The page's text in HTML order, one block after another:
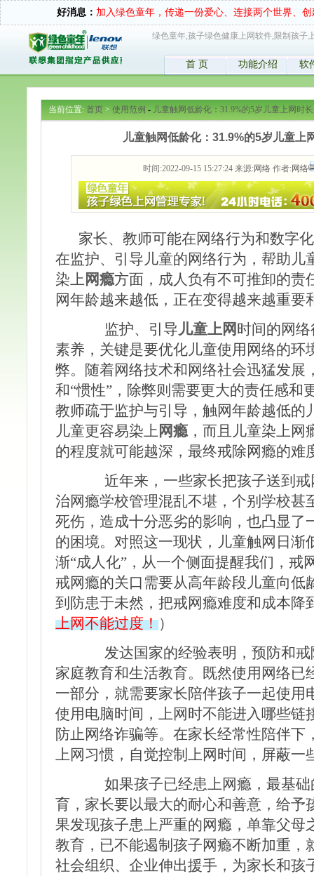
好消息： 加入绿色童年，传递一份爱心、连接两个世界、
绿色童年,孩子绿色健康上网软件,限制孩子
首 页 功能介绍 软
当前位置: 首页> 使用范例 - 儿童触网低龄化：31.9%的5岁儿童上网时
儿童触网低龄化：31.9%的5岁儿童上
时间:2022-09-15 15:27:24 来源:网络作者:网络
家长、教师可能在网络行为和数字
在监护、引导儿童的网络行为，帮助儿
染上 网瘾方面，成人负有不可推卸的责
网年龄越来越低，正在变得越来越重要
监护、引导儿童上网时间的网
素养，关键是要优化儿童使用网络的环
弊。随着网络技术和网络社会迅猛发展
和“惯性”，除弊则需要更大的责任感和
教师疏于监护与引导，触网年龄越低的
儿童更容易染上 网瘾，而且儿童染上网
的程度就可能越深，最终戒除网瘾的难
近年来，一些家长把孩子送到戒
治网瘾学校管理混乱不堪，个别学校甚
死伤，造成十分恶劣的影响，也凸显了
的困境。对照这一现状，儿童触网日渐
渐“成人化”，从一个侧面提醒我们，戒
戒网瘾的关口需要从高年龄段儿童向低
到防患于未然，把戒网瘾难度和成本降
上网不能过度！）
发达国家的经验表明，预防和戒
家庭教育和生活教育。既然使用网络已
一部分，就需要家长陪伴孩子一起使用
使用电脑时间，上网时不能进入哪些链
防止网络诈骗等。在家长经常性陪伴下
上网习惯，自觉控制上网时间，屏蔽一
如果孩子已经患上网瘾，最基础
育，家长要以最大的耐心和善意，给予
果发现孩子患上严重的网瘾，单靠父母
教育，已不能遏制孩子网瘾不断加重，
社会组织、企业伸出援手，为家长和孩